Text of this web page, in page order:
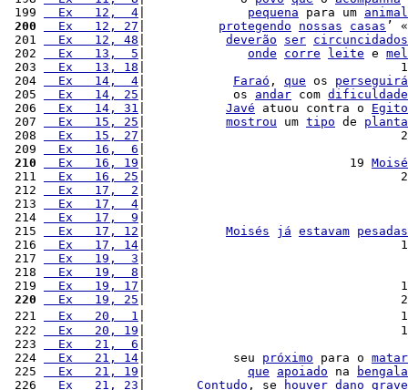
199
  Ex   12,  4
pequena para um animal
200
  Ex   12, 27
protegendo nossas casas ’
201
  Ex   12, 48
deverão ser circuncidados
202
  Ex   13,  5
onde corre leite e mel
203
  Ex   13, 18
|
204
  Ex   14,  4
Faraó , que os perseguirá
205
  Ex   14, 25
|            os andar com dificuldade
206
  Ex   14, 31
Javé atuou contra o Egito
207
  Ex   15, 25
mostrou um tipo de planta
208
  Ex   15, 27
|
209
  Ex   16,  6
210
  Ex   16, 19
|                            19
211
  Ex   16, 25
|
212
  Ex   17,  2
213
  Ex   17,  4
214
  Ex   17,  9
215
  Ex   17, 12
Moisés já estavam pesadas
216
  Ex   17, 14
|
217
  Ex   19,  3
218
  Ex   19,  8
219
  Ex   19, 17
|
220
  Ex   19, 25
|
221
  Ex   20,  1
|                                   1
222
  Ex   20, 19
|
223
  Ex   21,  6
224
  Ex   21, 14
|            seu próximo para o matar
225
  Ex   21, 19
que apoiado na
bengala
226
  Ex   21, 23
Contudo , se houver dano grave